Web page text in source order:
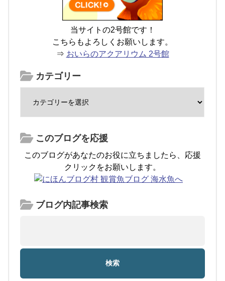
当サイトの2号館です！
こちらもよろしくお願いします。
⇒ おいらのアクアリウム 2号館
カテゴリー
このブログを応援
このブログがあなたのお役に立ちましたら、応援
クリックをお願いします。
ブログ内記事検索